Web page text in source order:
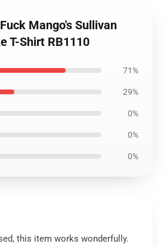
Mango's Sullivan
T-Shirt RB1110
71%
29%
0%
0%
0%
this item works wonderfully.